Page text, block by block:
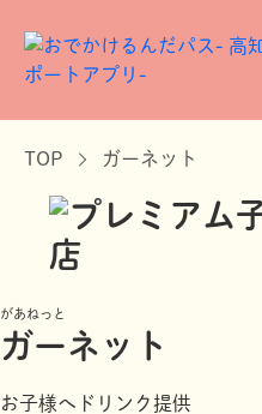
TOP ガーネット
があねっと
ガーネット
お子様へドリンク提供